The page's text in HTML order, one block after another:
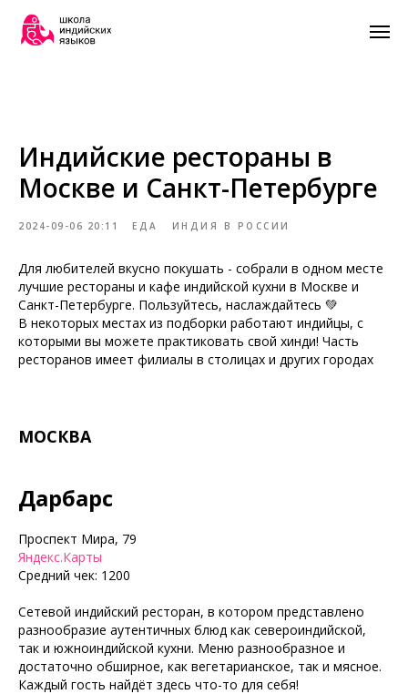
hereИндийские рестораны в
Москве и Санкт-Петербурге
2024-09-06 20:11 ЕДА ИНДИЯ В РОССИИ
Для любителей вкусно покушать - собрали в одном месте
лучшие рестораны и кафе индийской кухни в Москве и
Санкт-Петербурге. Пользуйтесь, наслаждайтесь 💚
В некоторых местах из подборки работают индийцы, с
которыми вы можете практиковать свой хинди! Часть
ресторанов имеет филиалы в столицах и других городах
МОСКВА
Дарбарс
Проспект Мира, 79
Яндекс.Карты
Средний чек: 1200
Сетевой индийский ресторан, в котором представлено
разнообразие аутентичных блюд как североиндийской,
так и южноиндийской кухни. Меню разнообразное и
достаточно обширное, как вегетарианское, так и мясное.
Каждый гость найдёт здесь что-то для себя!